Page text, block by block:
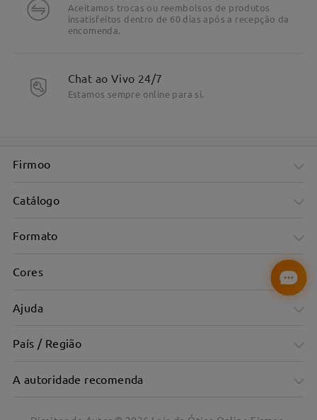
Durável e leve: apenas 11g
Aceitamos trocas ou reembolsos de produtos
insatisfeitos dentro de 60 dias após a recepção da
encomenda.
Chat ao Vivo 24/7
Estamos sempre online para si.
Firmoo
Catálogo
Formato
Cores
Ajuda
País / Região
A autoridade recomenda